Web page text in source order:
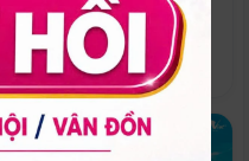
Quoc
Phú Quốc
★ 5.0